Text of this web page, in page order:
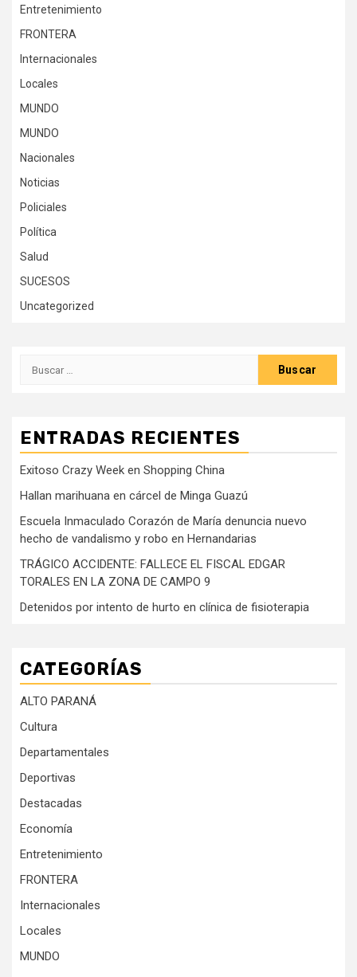
Entretenimiento
FRONTERA
Internacionales
Locales
MUNDO
MUNDO
Nacionales
Noticias
Policiales
Política
Salud
SUCESOS
Uncategorized
Buscar:
ENTRADAS RECIENTES
Exitoso Crazy Week en Shopping China
Hallan marihuana en cárcel de Minga Guazú
Escuela Inmaculado Corazón de María denuncia nuevo
hecho de vandalismo y robo en Hernandarias
TRÁGICO ACCIDENTE: FALLECE EL FISCAL EDGAR
TORALES EN LA ZONA DE CAMPO 9
Detenidos por intento de hurto en clínica de fisioterapia
CATEGORÍAS
ALTO PARANÁ
Cultura
Departamentales
Deportivas
Destacadas
Economía
Entretenimiento
FRONTERA
Internacionales
Locales
MUNDO